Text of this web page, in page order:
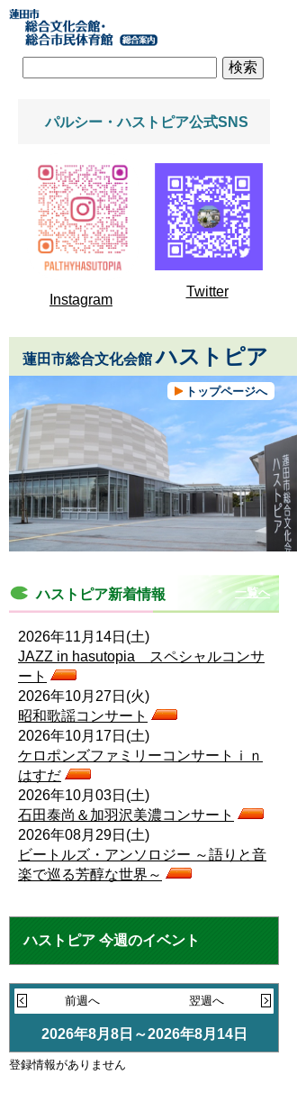
パルシー・ハストピア公式SNS
Instagram
Twitter
蓮田市総合文化会館ハストピア
トップページへ
ハストピア新着情報 一覧へ
2026年11月14日(土)
JAZZ in hasutopia スペシャルコンサ
ート
2026年10月27日(火)
昭和歌謡コンサート
2026年10月17日(土)
ケロポンズファミリーコンサートｉｎ
はすだ
2026年10月03日(土)
石田泰尚＆加羽沢美濃コンサート
2026年08月29日(土)
ビートルズ・アンソロジー ～語りと音
楽で巡る芳醇な世界～
ハストピア 今週のイベント
2026年8月8日～2026年8月14日
翌週へ
前週へ
登録情報がありません